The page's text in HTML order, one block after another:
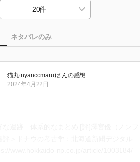
ネタバレのみ
猫丸(nyancomaru)さんの感想
2024年4月22日